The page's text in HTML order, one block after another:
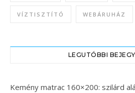
VÍZTISZTÍTÓ WEBÁRUHÁZ
LEGUTÓBBI
Kemény matrac 160×200: szilárd